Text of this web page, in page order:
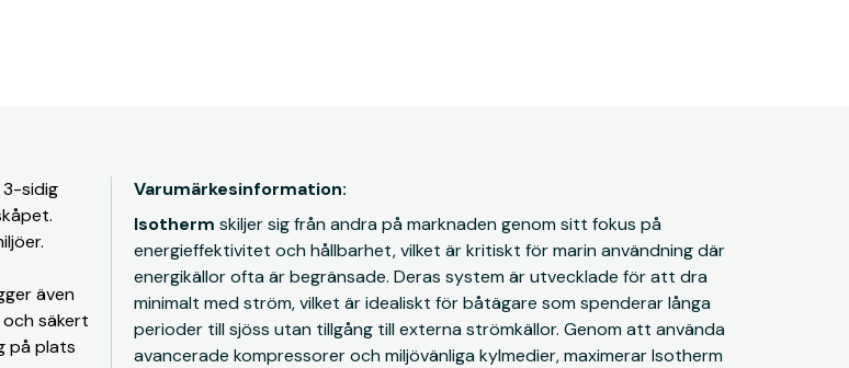
3-sidig
även
säkert
på plats
Varumärkesinformation:
Isotherm skiljer sig från andra på marknaden genom sitt fokus på
energieffektivitet och hållbarhet, vilket är kritiskt för marin användning där
energikällor ofta är begränsade. Deras system är utvecklade för att dra
minimalt med ström, vilket är idealiskt för båtägare som spenderar långa
perioder till sjöss utan tillgång till externa strömkällor. Genom att använda
avancerade kompressorer och miljövänliga kylmedier, maximerar Isotherm